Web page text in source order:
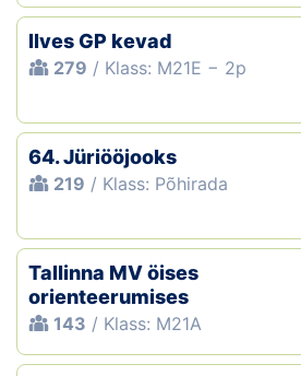
Ilves GP kevad
279 / Klass: M21E − 2p
64. Jüriööjooks
219 / Klass: Põhirada
Tallinna MV öises
orienteerumises
143 / Klass: M21A